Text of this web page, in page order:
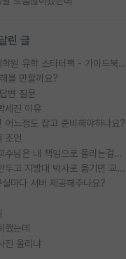
린 글
[무료] 2026 미국 대학원 유학 스타터팩 - 가이드북 & 합격자 컨택메일 템플릿
볼 만할까요?
변 질문
세진 이유
어느정도 잡고 준비해야하나요?
조언
왜 후배가 못하는걸 교수님은 내 책임으로 돌리는걸까요?
SSH 박사과정을 그만두고 지방대 박사로 옮기면 교수의 꿈은 끝일까요?
마다 서버 제공해주나요?
는데
진 올리냐